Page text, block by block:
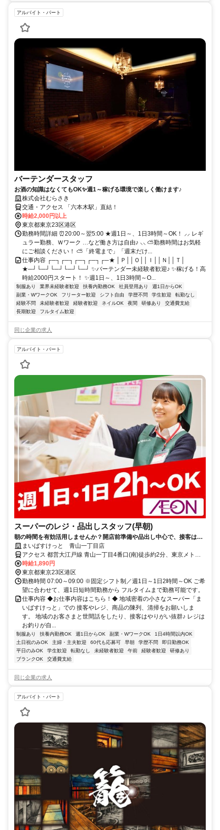
アルバイト・パート
バーテンダースタッフ
お酒の知識はなくてもOK✨週1～稼げる環境で楽しく働けます♪
株式会社むらさき
交通・アクセス 「六本木駅」直結！
時給2,000円以上
東京都東京23区港区
勤務時間詳細 ⏰20:00～翌5:00 ★週1日～、1日3時間～OK！ ⸝⸝ レギ
ュラー勤務、Ｗワーク …など働き方は自由♪ ⸜⸜ ⛅勤務時間はお気軽
にご相談ください！ ⛅「終電まで」「週末だけ...
仕事内容 ┌─┐┌─┐┌─┐┌─┐┌─★ │Ｐ││Ｏ││Ｉ││Ｎ││Ｔ│
★─┘└─┘└─┘└─┘└─┘ ✨バーテンダー未経験者歓迎♪ ✨稼げる！高
時給2000円スタート！ ✨週1日～、1日3時間～O...
制服あり 業界未経験者歓迎 扶養内勤務OK 社員登用あり
週1日からOK
副業・WワークOK
フリーター歓迎 シフト自由 学歴不問 学生歓迎
転勤なし
経験不問
未経験者歓迎 経験者歓迎 ネイルOK 夜間 研修あり
交通費支給
長期歓迎
フルタイム歓迎
同じ企業の求人
アルバイト・パート
スーパーのレジ・品出しスタッフ(早朝)
朝の時間を有効活用しませんか？開店前準備や品出し中心で、接客は少
なめ！短時間でもしっかり働けて家事や本業前の“朝活バイト”にピッタ
リ！
まいばすけっと 青山一丁目店
アクセス 都営大江戸線 青山一丁目4番口(南)徒歩約2分、東京メトロ
銀座線 青山一丁目4番口(南)徒歩約2分、東京メトロ半蔵門線 青山一
丁目4番口(南)徒歩約2分 ★週1日～OK ★日祝時給50円UP
時給1,890円
東京都東京23区港区
勤務時間 07:00～09:00 ※固定シフト制／週1日～1日2時間～OK ご希
望に合わせて、週1日短時間勤務から フルタイムまで勤務可能です。
仕事内容 ◆お仕事内容はこちら！◆ 地域密着の小さなスーパー「ま
いばすけっと」での 接客やレジ、商品の陳列、清掃をお願いしま
す。 地域のお客さまと世間話をしたり、接客はやりがい抜群♪ レジは
お釣りが自...
制服あり 扶養内勤務OK 週1日からOK 副業・WワークOK
1日4時間以内OK
土日祝のみOK
主婦・主夫歓迎 60代も応募可 早朝 学歴不問
即日勤務OK
平日のみOK
学生歓迎 転勤なし 未経験者歓迎 午前 経験者歓迎
研修あり
ブランクOK
交通費支給
同じ企業の求人
アルバイト・パート